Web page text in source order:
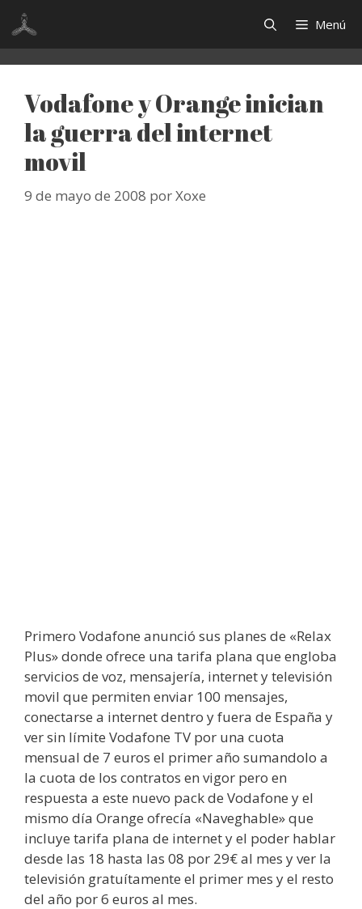
Saltar
contenido
Menú
Vodafone y Orange inician
la guerra del internet
movil
9 de mayo de 2008 porXoxe
Primero Vodafone anunció sus planes de «Relax
Plus» donde ofrece una tarifa plana que engloba
servicios de voz, mensajería, internet y televisión
movil que permiten enviar 100 mensajes,
conectarse a internet dentro y fuera de España y
ver sin límite Vodafone TV por una cuota
mensual de 7 euros el primer año sumandolo a
la cuota de los contratos en vigor pero en
respuesta a este nuevo pack de Vodafone y el
mismo día Orange ofrecía «Naveghable» que
incluye tarifa plana de internet y el poder hablar
desde las 18 hasta las 08 por 29€ al mes y ver la
televisión gratuítamente el primer mes y el resto
del año por 6 euros al mes.